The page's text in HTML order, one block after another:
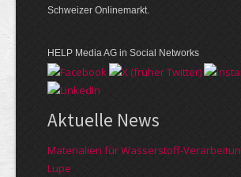
Schweizer Onlinemarkt.
HELP Media AG in Social Networks
Aktuelle News
Materialien für Wasserstoff-
Lupe